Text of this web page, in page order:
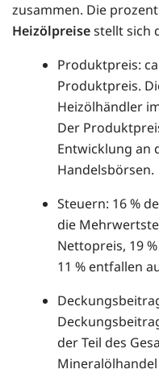
zusammen. Die
Heizölpreisestellt sich
Produktpreis:
Produktpreis.
Heizölhändler
Der
Entwicklung an
Handelsbörsen.
Steuern: 16 %
die
Nettopreis, 19
11 % entfallen
der Teil des